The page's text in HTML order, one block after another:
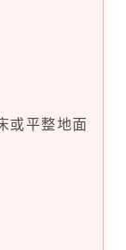
或平整地面